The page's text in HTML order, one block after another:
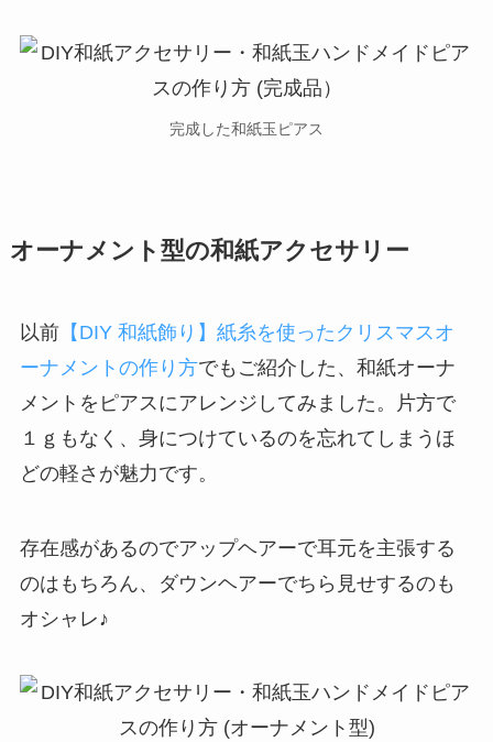
完成した和紙玉ピアス
オーナメント型の和紙アクセサリー
以前【DIY 和紙飾り】紙糸を使ったクリスマスオ
ーナメントの作り方でもご紹介した、和紙オーナ
メントをピアスにアレンジしてみました。片方で
１ｇもなく、身につけているのを忘れてしまうほ
どの軽さが魅力です。
存在感があるのでアップヘアーで耳元を主張する
のはもちろん、ダウンヘアーでちら見せするのも
オシャレ♪